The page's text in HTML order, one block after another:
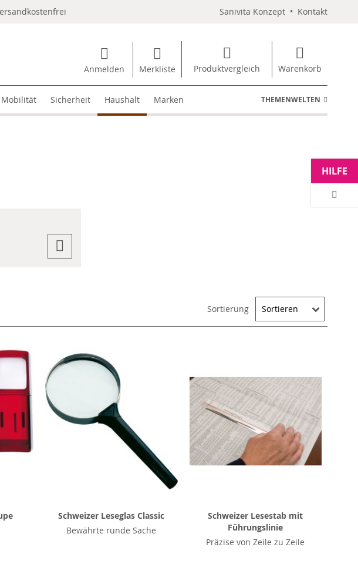
Sanivita Konzept • Kontakt
Anmelden Merkliste Produktvergleich Warenkorb
Mobilität Sicherheit Haushalt Marken THEMENWELTEN
Sortierung
Schweizer Leseglas Classic
Bewährte runde Sache
Schweizer Lesestab mit
Führungslinie
Präzise von Zeile zu Zeile
HILFE